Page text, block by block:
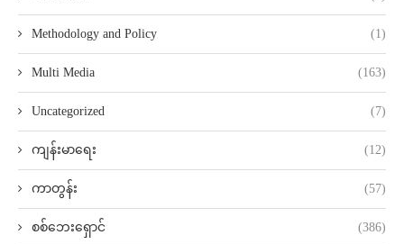
Methodology and Policy (1)
Multi Media (163)
Uncategorized (7)
ကျန်းမာရေး (12)
ကာတွန်း (57)
စစ်ဘေးရှောင် (386)